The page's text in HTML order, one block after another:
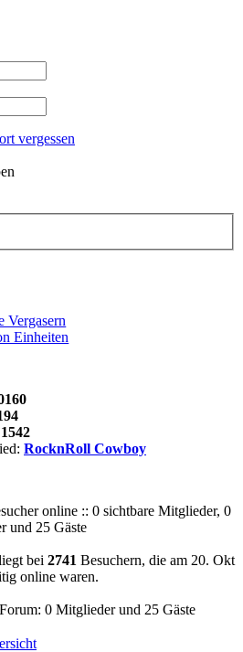
vergessen
Vergasern
Einheiten
1542
RocknRoll Cowboy
online :: 0 sichtbare Mitglieder, 0
und 25 Gäste
bei 2741 Besuchern, die am 20. Okt
online waren.
0 Mitglieder und 25 Gäste